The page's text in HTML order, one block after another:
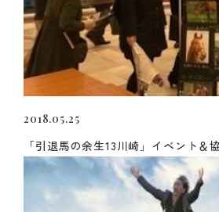
2018.05.25
「引退馬の余生13川崎」イベント＆